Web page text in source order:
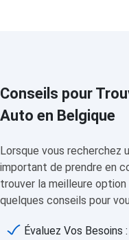
Conseils pour
Auto en Belgique
Lorsque vous recherchez
important de prendre en
trouver la meilleure
quelques conseils pour
Évaluez Vos